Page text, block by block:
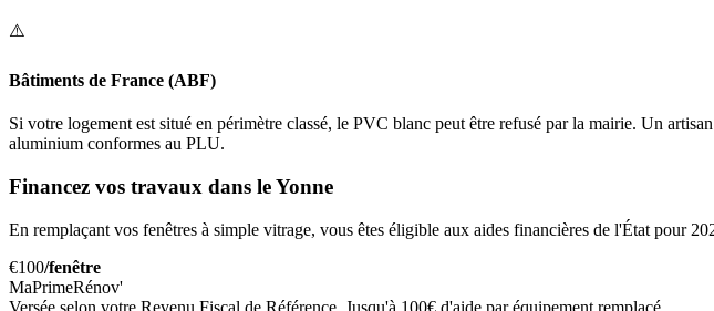
⚠️
Bâtiments de France (ABF)
Si votre logement est situé en périmètre classé, le PVC blanc peut être refusé par la mairie. Un
aluminium conformes au PLU.
Financez vos travaux dans le Yonne
En remplaçant vos fenêtres à simple vitrage, vous êtes éligible aux aides financières de l'État pour
€100/fenêtre
MaPrimeRénov'
Versée selon votre Revenu Fiscal de Référence. Jusqu'à 100€ d'aide par équipement remplacé.